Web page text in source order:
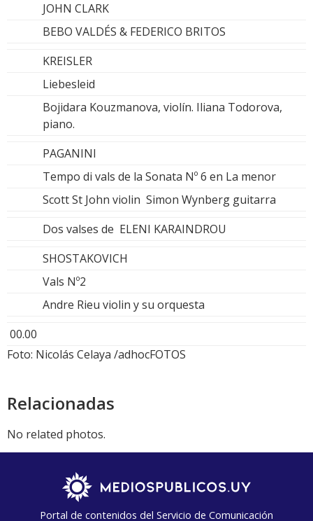
JOHN CLARK
BEBO VALDÉS & FEDERICO BRITOS
KREISLER
Liebesleid
Bojidara Kouzmanova, violín. Iliana Todorova,
piano.
PAGANINI
Tempo di vals de la Sonata Nº 6 en La menor
Scott St John violin Simon Wynberg guitarra
Dos valses de ELENI KARAINDROU
SHOSTAKOVICH
Vals Nº2
Andre Rieu violin y su orquesta
00.00
Foto: Nicolás Celaya /adhocFOTOS
Relacionadas
No related photos.
Portal de contenidos del Servicio de Comunicación